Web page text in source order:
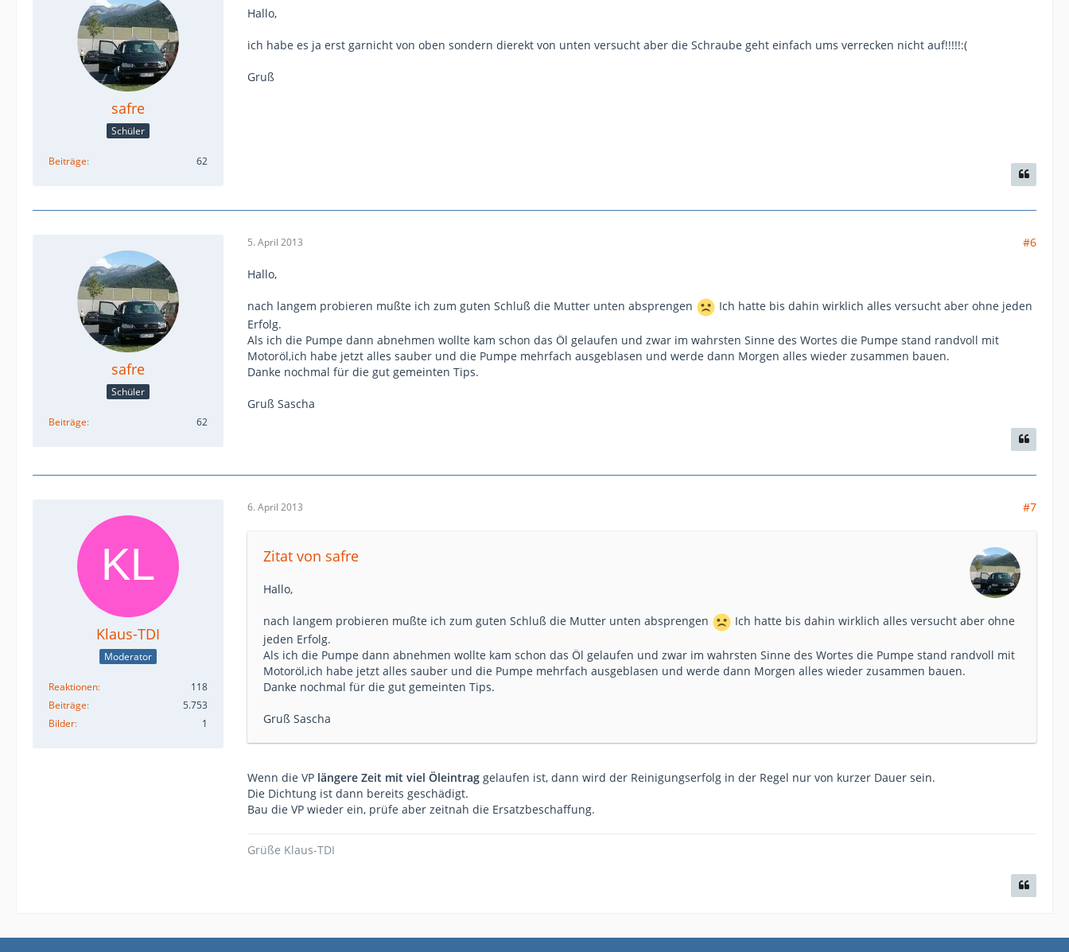
safre
Schüler
Beiträge 62
Hallo,
ich habe es ja erst garnicht von oben sondern dierekt von unten versucht aber die Schraube geht einfach ums verrecken nicht auf!!!!!:(
Gruß
safre
Schüler
Beiträge 62
5. April 2013 #6
Hallo,
nach langem probieren mußte ich zum guten Schluß die Mutter unten absprengen
Ich hatte bis dahin wirklich alles versucht aber ohne jeden
Erfolg.
Als ich die Pumpe dann abnehmen wollte kam schon das Öl gelaufen und zwar im wahrsten Sinne des Wortes die Pumpe stand randvoll mit
Motoröl,ich habe jetzt alles sauber und die Pumpe mehrfach ausgeblasen und werde dann Morgen alles wieder zusammen bauen.
Danke nochmal für die gut gemeinten Tips.
Gruß Sascha
Klaus-TDI
Moderator
Reaktionen
118
Beiträge
5.753
Bilder
1
6. April 2013 #7
Zitat von safre
Hallo,
nach langem probieren mußte ich zum guten Schluß die Mutter unten absprengen
Ich hatte bis dahin wirklich alles versucht aber ohne
jeden Erfolg.
Als ich die Pumpe dann abnehmen wollte kam schon das Öl gelaufen und zwar im wahrsten Sinne des Wortes die Pumpe stand randvoll mit
Motoröl,ich habe jetzt alles sauber und die Pumpe mehrfach ausgeblasen und werde dann Morgen alles wieder zusammen bauen.
Danke nochmal für die gut gemeinten Tips.
Gruß Sascha
Wenn die VP längere Zeit mit viel Öleintrag gelaufen ist, dann wird der Reinigungserfolg in der Regel nur von kurzer Dauer sein.
Die Dichtung ist dann bereits geschädigt.
Bau die VP wieder ein, prüfe aber zeitnah die Ersatzbeschaffung.
Grüße Klaus-TDI